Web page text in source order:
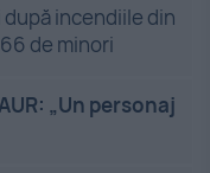
incendiile din
de minori
„Un personaj